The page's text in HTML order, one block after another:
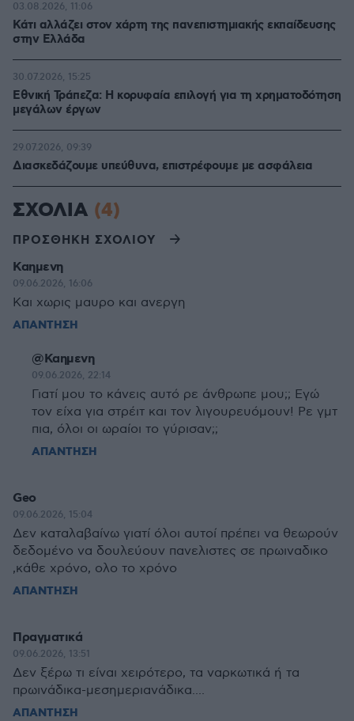
Κάτι αλλάζει στον χάρτη της πανεπιστημιακής εκπαίδευσης
στην Ελλάδα
03.08.2026, 11:06
Εθνική Τράπεζα: Η κορυφαία επιλογή για τη χρηματοδότηση
μεγάλων έργων
30.07.2026, 15:25
Διασκεδάζουμε υπεύθυνα, επιστρέφουμε με ασφάλεια
29.07.2026, 09:39
ΣΧΟΛΙΑ (4)
ΠΡΟΣΘΗΚΗ ΣΧΟΛΙΟΥ
Καημενη
09.06.2026, 16:06
Και χωρις μαυρο και ανεργη
ΑΠΑΝΤΗΣΗ
@Καημενη
09.06.2026, 22:14
Γιατί μου το κάνεις αυτό ρε άνθρωπε μου;; Εγώ
τον είχα για στρέιτ και τον λιγουρευόμουν! Ρε γμτ
πια, όλοι οι ωραίοι το γύρισαν;;
ΑΠΑΝΤΗΣΗ
Geo
09.06.2026, 15:04
Δεν καταλαβαίνω γιατί όλοι αυτοί πρέπει να θεωρούν
δεδομένο να δουλεύουν πανελιστες σε πρωιναδικο
,κάθε χρόνο, ολο το χρόνο
ΑΠΑΝΤΗΣΗ
Πραγματικά
09.06.2026, 13:51
Δεν ξέρω τι είναι χειρότερο, τα ναρκωτικά ή τα
πρωινάδικα-μεσημεριανάδικα....
ΑΠΑΝΤΗΣΗ